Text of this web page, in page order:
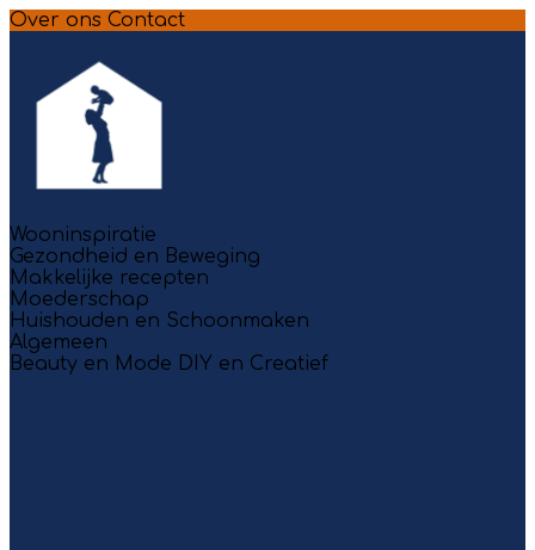
Over ons Contact
Wooninspiratie
Gezondheid en Beweging
Makkelijke recepten
Moederschap
Huishouden en Schoonmaken
Algemeen
Beauty en Mode
DIY en Creatief